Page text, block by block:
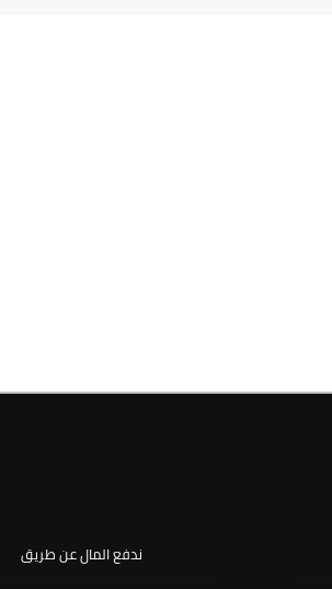
ندفع المال عن طريق